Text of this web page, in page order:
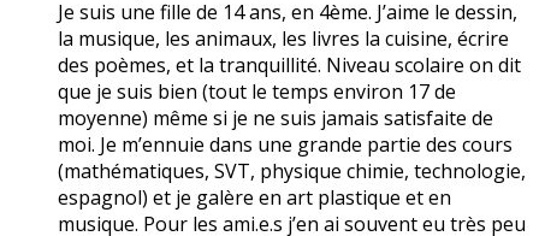
Je suis une fille de 14 ans, en 4ème. J’aime le dessin,
la musique, les animaux, les livres la cuisine, écrire
des poèmes, et la tranquillité. Niveau scolaire on dit
que je suis bien (tout le temps environ 17 de
moyenne) même si je ne suis jamais satisfaite de
moi. Je m’ennuie dans une grande partie des cours
(mathématiques, SVT, physique chimie, technologie,
espagnol) et je galère en art plastique et en
musique. Pour les ami.e.s j’en ai souvent eu très peu